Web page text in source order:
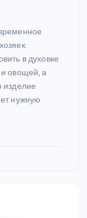
в духовке
овощей, а
изделие
нужную